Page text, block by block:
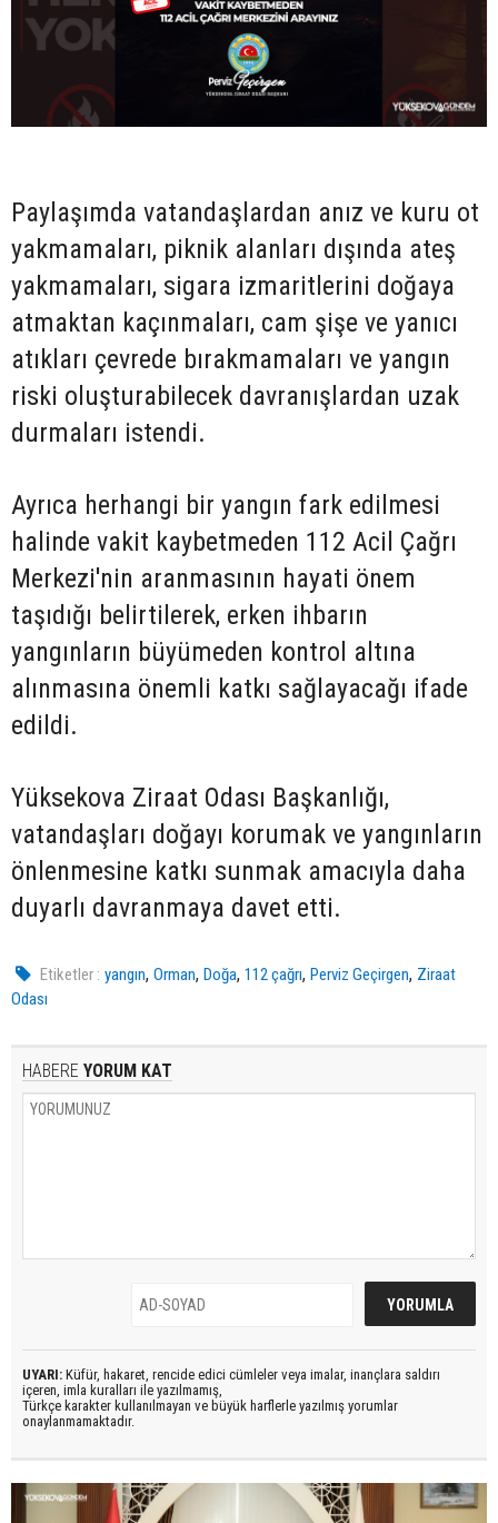
Paylaşımda vatandaşlardan anız ve kuru ot
yakmamaları, piknik alanları dışında ateş
yakmamaları, sigara izmaritlerini doğaya
atmaktan kaçınmaları, cam şişe ve yanıcı
atıkları çevrede bırakmamaları ve yangın
riski oluşturabilecek davranışlardan uzak
durmaları istendi.
Ayrıca herhangi bir yangın fark edilmesi
halinde vakit kaybetmeden 112 Acil Çağrı
Merkezi'nin aranmasının hayati önem
taşıdığı belirtilerek, erken ihbarın
yangınların büyümeden kontrol altına
alınmasına önemli katkı sağlayacağı ifade
edildi.
Yüksekova Ziraat Odası Başkanlığı,
vatandaşları doğayı korumak ve yangınların
önlenmesine katkı sunmak amacıyla daha
duyarlı davranmaya davet etti.
Etiketler : yangın,Orman,Doğa,112 çağrı,Perviz Geçirgen, Ziraat
Odası
HABERE YORUM KAT
UYARI: Küfür, hakaret, rencide edici cümleler veya imalar, inançlara saldırı
içeren, imla kuralları ile yazılmamış,
Türkçe karakter kullanılmayan ve büyük harflerle yazılmış yorumlar
onaylanmamaktadır.